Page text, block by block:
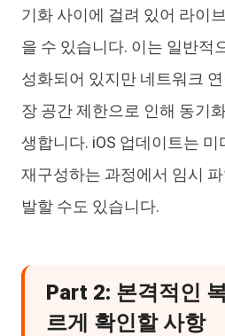
기화 사이에 걸려 있어 라이
을 수 있습니다. 이는 일반적
성화되어 있지만 네트워크
장 공간 제한으로 인해 동기
생합니다. iOS 업데이트는
재구성하는 과정에서 임시
발할 수도 있습니다.
Part 2: 본격적인
르게 확인할 사항